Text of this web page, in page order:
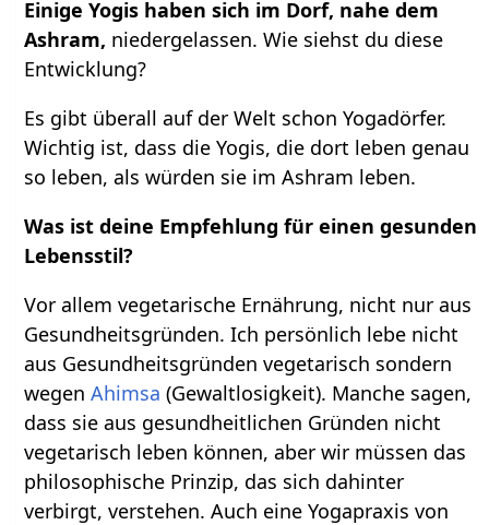
Einige Yogis haben sich im Dorf, nahe dem
Ashram, niedergelassen. Wie siehst du diese
Entwicklung?
Es gibt überall auf der Welt schon Yogadörfer.
Wichtig ist, dass die Yogis, die dort leben genau
so leben, als würden sie im Ashram leben.
Was ist deine Empfehlung für einen gesunden
Lebensstil?
Vor allem vegetarische Ernährung, nicht nur aus
Gesundheitsgründen. Ich persönlich lebe nicht
aus Gesundheitsgründen vegetarisch sondern
wegenAhimsa (Gewaltlosigkeit). Manche sagen,
dass sie aus gesundheitlichen Gründen nicht
vegetarisch leben können, aber wir müssen das
philosophische Prinzip, das sich dahinter
verbirgt, verstehen. Auch eine Yogapraxis von